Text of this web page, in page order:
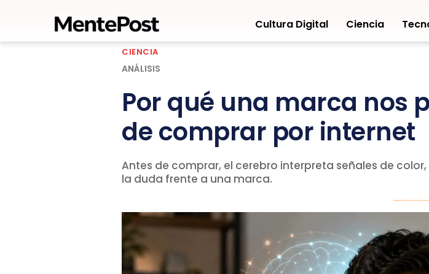
Cultura Digital Ciencia
CIENCIA
ANÁLISIS
Por qué una marca nos
de comprar por internet
Antes de comprar, el cerebro interpreta señales de
la duda frente a una marca.